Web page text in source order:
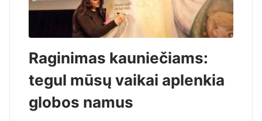
Raginimas kauniečiams:
tegul mūsų vaikai aplenkia
globos namus